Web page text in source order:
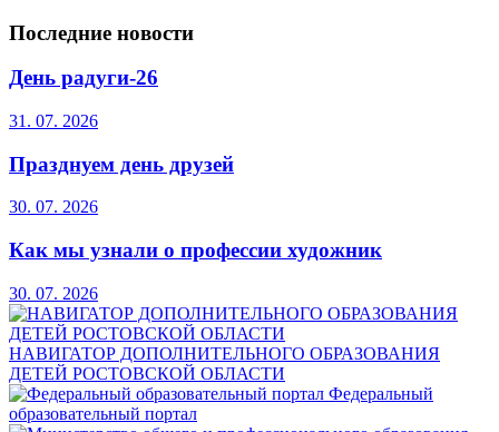
Последние новости
День радуги-26
31. 07. 2026
Празднуем день друзей
30. 07. 2026
Как мы узнали о профессии художник
30. 07. 2026
НАВИГАТОР ДОПОЛНИТЕЛЬНОГО ОБРАЗОВАНИЯ
ДЕТЕЙ РОСТОВСКОЙ ОБЛАСТИ
Федеральный
образовательный портал